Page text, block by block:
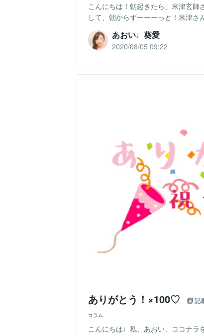
こんにちは！朝起きたら、米津玄師
して、朝からずーーーっと！米津
あおい♩葵愛
2020/08/05 09:22
ありがとう！×100♡ 記
コラム
こんにちは♩私、あおい、ココナラ